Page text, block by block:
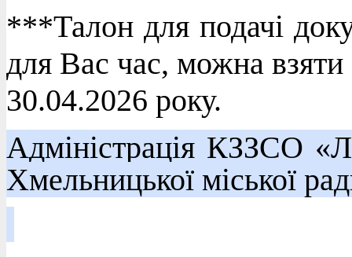
***Талон для подачі
для Вас час, можна
30.04.2026 року.
Адміністрація КЗЗСО
Хмельницької міської